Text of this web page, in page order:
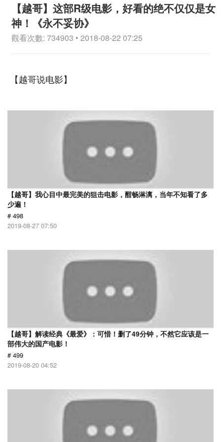
【越哥】这部R级电影，好看的绝不仅仅是女
神！《永不妥协》
觀看次數: 734903 • 2018-08-22 07:25
【越哥说电影】
【越哥】我心目中最完美的狙击电影，酣畅淋漓，当年不知看了多
少遍！
# 498
2019-08-27 07:50
【越哥】解读经典《最爱》：可惜！删了49分钟，不然它应该是一
部伟大的国产电影！
# 499
2019-08-20 04:52